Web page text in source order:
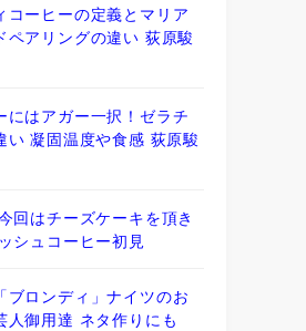
コーヒーの定義とマリア
ペアリングの違い 荻原駿
にはアガー一択！ゼラチ
い 凝固温度や食感 荻原駿
回はチーズケーキを頂き
シュコーヒー初見
ブロンディ」ナイツのお
人御用達 ネタ作りにも